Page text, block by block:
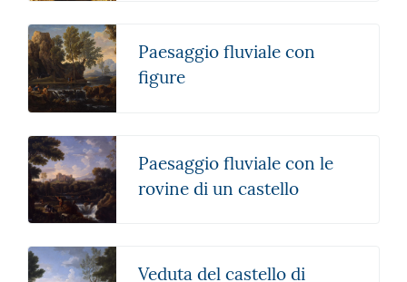
Paesaggio fluviale con
figure
Paesaggio fluviale con le
rovine di un castello
Veduta del castello di